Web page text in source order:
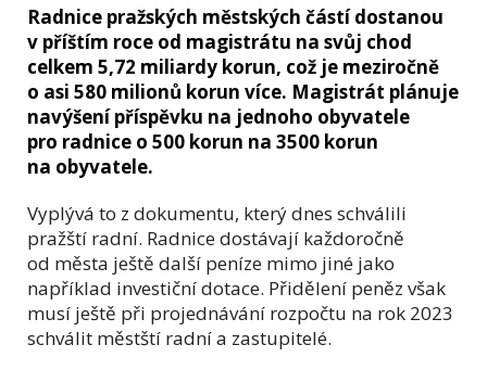
Radnice pražských městských částí dostanou
v příštím roce od magistrátu na svůj chod
celkem 5,72 miliardy korun, což je meziročně
o asi 580 milionů korun více. Magistrát plánuje
navýšení příspěvku na jednoho obyvatele
pro radnice o 500 korun na 3500 korun
na obyvatele.
Vyplývá to z dokumentu, který dnes schválili
pražští radní. Radnice dostávají každoročně
od města ještě další peníze mimo jiné jako
například investiční dotace. Přidělení peněz však
musí ještě při projednávání rozpočtu na rok 2023
schválit městští radní a zastupitelé.